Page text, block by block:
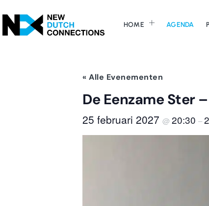
HOME AGENDA
« Alle Evenementen
De Eenzame Ster
25 februari 2027 @ 20:30 –